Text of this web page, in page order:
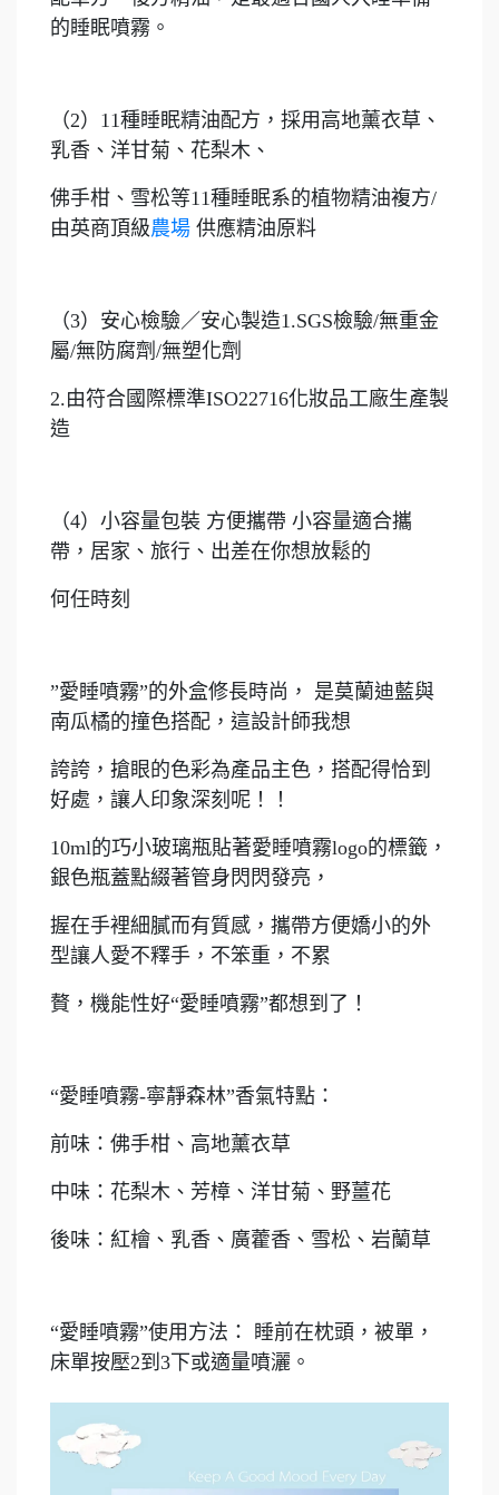
的睡眠噴霧。
（2）11種睡眠精油配方，採用高地薰衣草、
乳香、洋甘菊、花梨木、
佛手柑、雪松等11種睡眠系的植物精油複方/
由英商頂級農場 供應精油原料
（3）安心檢驗／安心製造1.SGS檢驗/無重金
屬/無防腐劑/無塑化劑
2.由符合國際標準ISO22716化妝品工廠生產製
造
（4）小容量包裝 方便攜帶 小容量適合攜
帶，居家、旅行、出差在你想放鬆的
何任時刻
”愛睡噴霧”的外盒修長時尚， 是莫蘭迪藍與
南瓜橘的撞色搭配，這設計師我想
誇誇，搶眼的色彩為產品主色，搭配得恰到
好處，讓人印象深刻呢！！
10ml的巧小玻璃瓶貼著愛睡噴霧logo的標籤，
銀色瓶蓋點綴著管身閃閃發亮，
握在手裡細膩而有質感，攜帶方便嬌小的外
型讓人愛不釋手，不笨重，不累
贅，機能性好“愛睡噴霧”都想到了！
“愛睡噴霧-寧靜森林”香氣特點：
前味：佛手柑、高地薰衣草
中味：花梨木、芳樟、洋甘菊、野薑花
後味：紅檜、乳香、廣藿香、雪松、岩蘭草
“愛睡噴霧”使用方法： 睡前在枕頭，被單，
床單按壓2到3下或適量噴灑。